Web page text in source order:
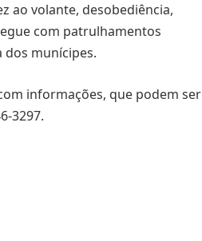
ao volante, desobediência,
com patrulhamentos
dos munícipes.
informações, que podem ser
3297.